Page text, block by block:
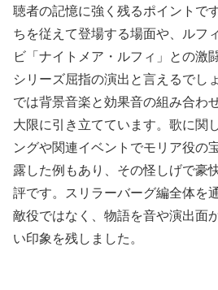
聴者の記憶に強く残るポイントで
ちを従えて登場する場面や、ルフ
ビ「ナイトメア・ルフィ」との激
シリーズ屈指の演出と言えるでし
では背景音楽と効果音の組み合わ
大限に引き立てています。歌に関
ングや関連イベントでモリア役の
露した例もあり、その怪しげで豪
評です。スリラーバーグ編全体を
敵役ではなく、物語を音や演出面
い印象を残しました。